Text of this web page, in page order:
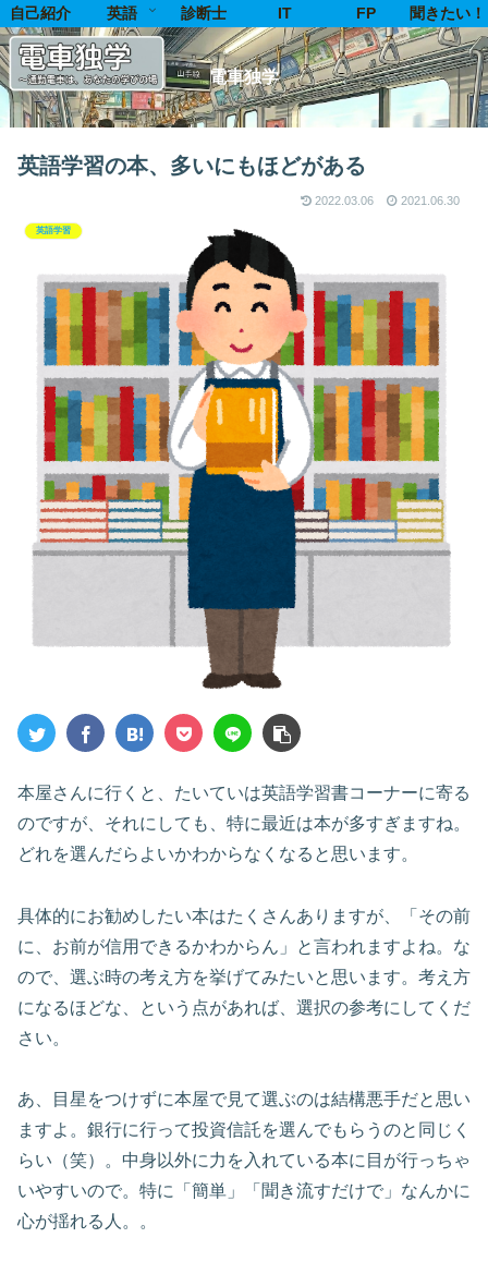
電車独学
自己紹介 英語 診断士 IT FP 聞きたい！
英語学習の本、多いにもほどがある
2022.03.06 2021.06.30
英語学習
本屋さんに行くと、たいていは英語学習書コーナーに寄る
のですが、それにしても、特に最近は本が多すぎますね。
どれを選んだらよいかわからなくなると思います。
具体的にお勧めしたい本はたくさんありますが、「その前
に、お前が信用できるかわからん」と言われますよね。な
ので、選ぶ時の考え方を挙げてみたいと思います。考え方
になるほどな、という点があれば、選択の参考にしてくだ
さい。
あ、目星をつけずに本屋で見て選ぶのは結構悪手だと思い
ますよ。銀行に行って投資信託を選んでもらうのと同じく
らい（笑）。中身以外に力を入れている本に目が行っちゃ
いやすいので。特に「簡単」「聞き流すだけで」なんかに
心が揺れる人。。